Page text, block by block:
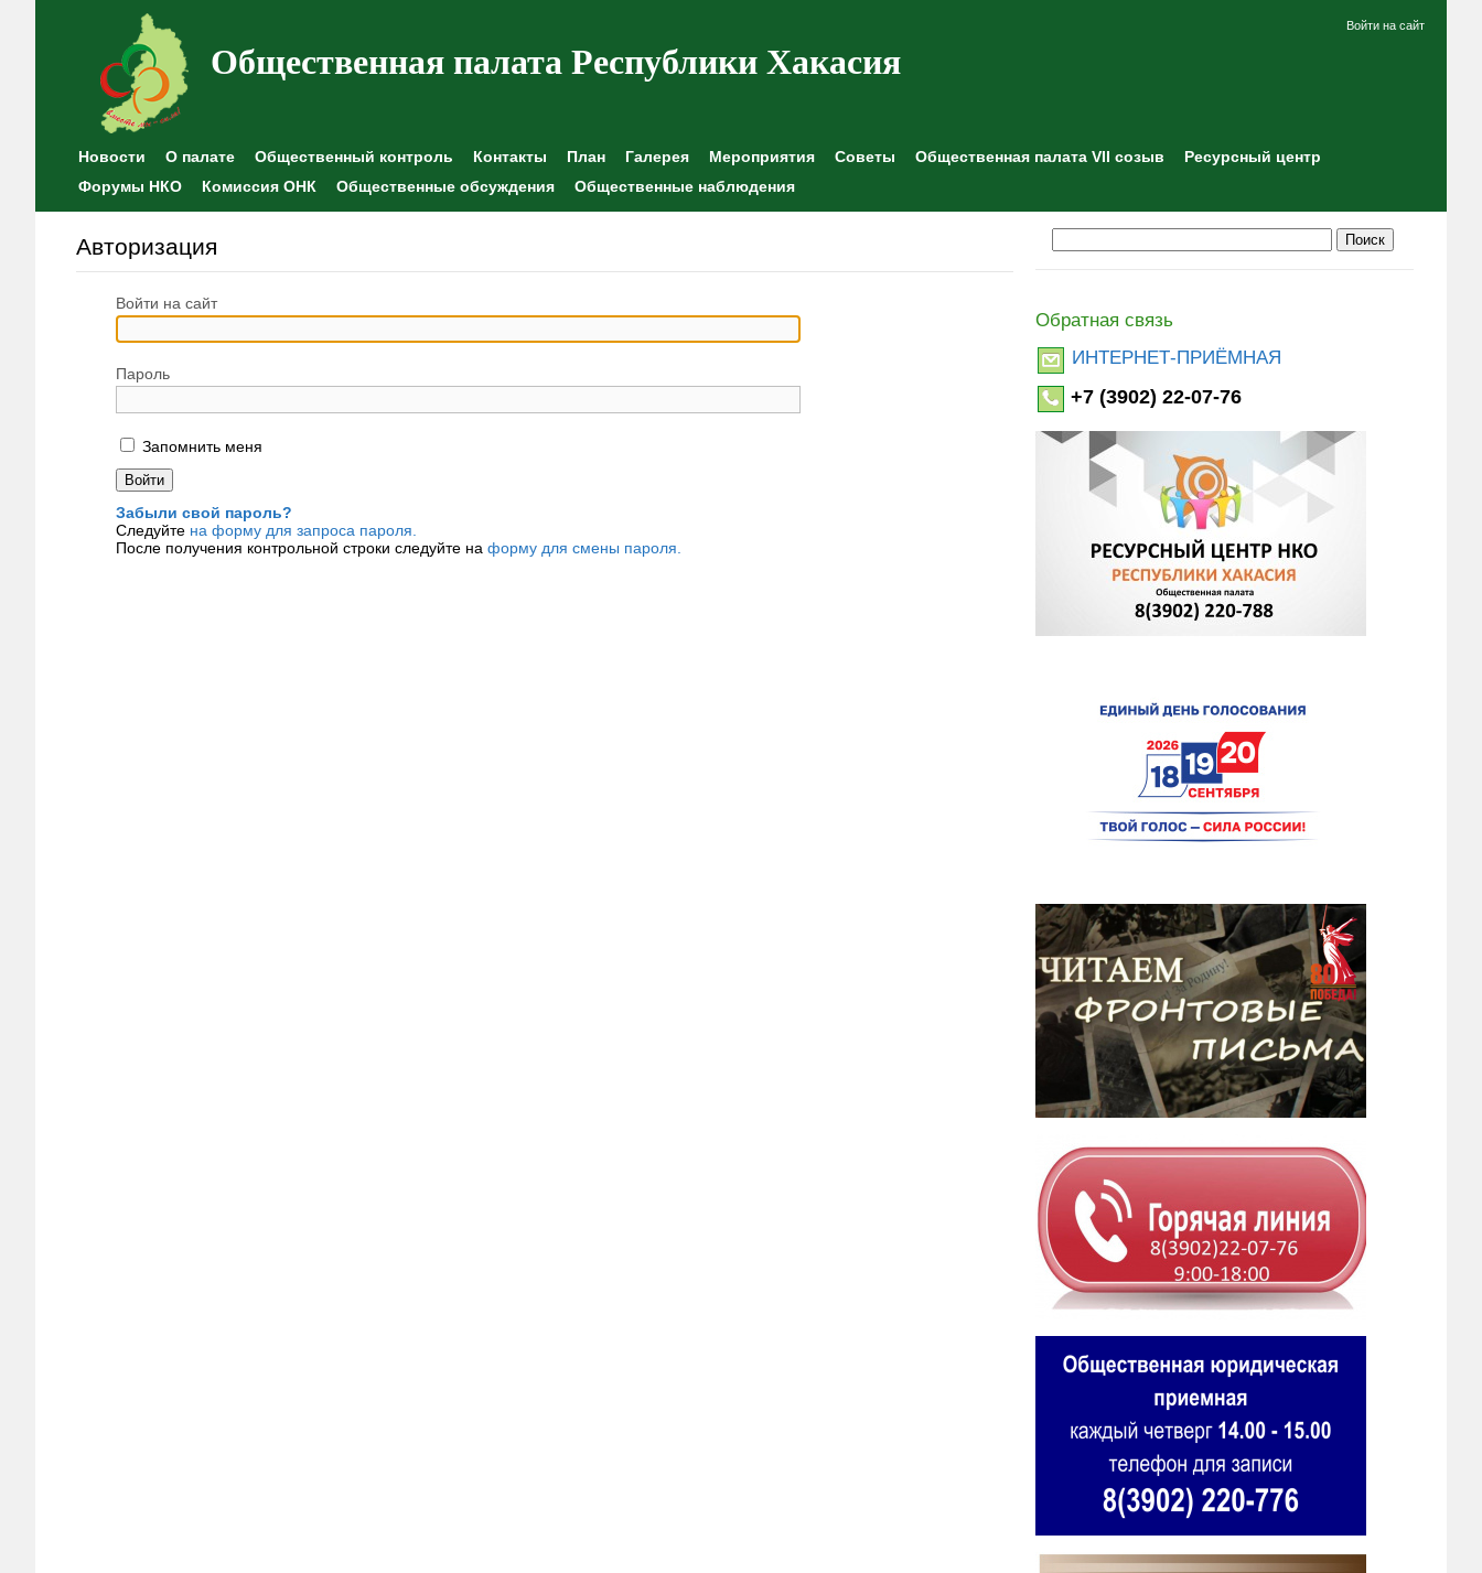
Общественная палата Республики Хакасия
Войти на сайт
Новости О палате Общественный контроль Контакты План Галерея Мероприятия Советы Общественная палата VII созыв
Ресурсный центр
Форумы НКО
Комиссия ОНК Общественные обсуждения Общественные наблюдения
Авторизация
Войти на сайт
Пароль
Запомнить меня
Забыли свой пароль?
Следуйте на форму для запроса пароля.
После получения контрольной строки следуйте на форму для смены пароля.
Обратная связь
ИНТЕРНЕТ-ПРИЁМНАЯ
+7 (3902) 22-07-76